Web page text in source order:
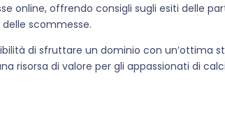
online, offrendo consigli sugli esiti delle
scommesse.
di sfruttare un dominio con un’ottima
risorsa di valore per gli appassionati di